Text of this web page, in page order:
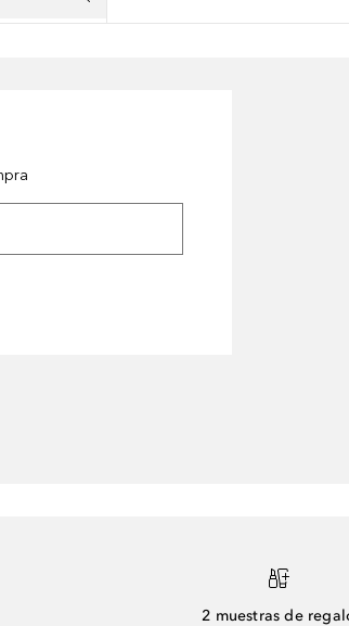
2 muestras de